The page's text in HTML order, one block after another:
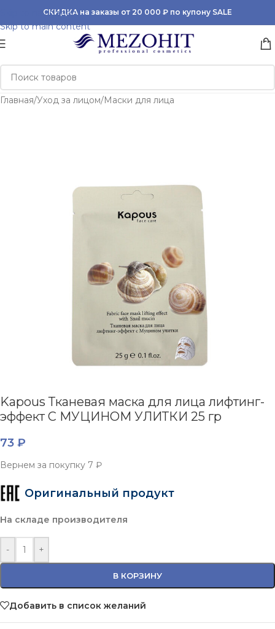
Skip to navigation
Skip to main content
СКИДКА на заказы от 20 000 ₽ по купону SALE
Главная/Уход за лицом/Маски для лица
Kapous Тканевая маска для лица лифтинг-
эффект С МУЦИНОМ УЛИТКИ 25 гр
73 ₽
Вернем за покупку 7 ₽
Оригинальный продукт
На складе производителя
- +
В КОРЗИНУ
Добавить в список желаний